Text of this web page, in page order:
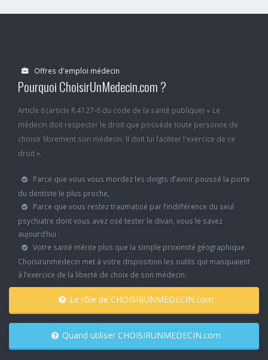
Offres d'emploi médecin
Pourquoi ChoisirUnMedecin.com ?
Article 6 (article R.4127-6 du code de la santé publique) « Le
médecin doit respecter le droit que possède toute personne de
choisir librement son médecin. Il doit lui faciliter l'exercice de ce
droit ».
Parce que vous vous mordez les doigts d’avoir poussé la porte
du dentiste le plus proche,
Parce que vous restez traumatisé par l’indifférence du seul
psychiatre dont vous avez osé tester le divan, vous le savez
aujourd’hui :
Votre santé mérite plus que la simple proximité géographique.
Choisirunmédecin met à votre disposition les outils qui manquaient
à l’exercice de la liberté de choix de son médecin.
Le rôle de CHOISIRUNMEDECIN.com
Quand utiliser CHOISIRUNMEDECIN.com